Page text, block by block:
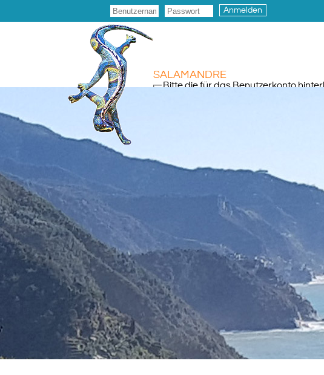
Anmelden
SALAMANDRE
Bitte die für das Benutzerkonto